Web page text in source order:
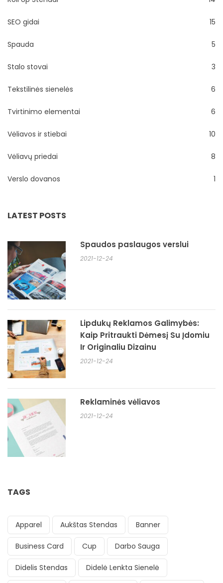
SEO gidai 15
Spauda 5
Stalo stovai 3
Tekstilinės sienelės 6
Tvirtinimo elementai 6
Vėliavos ir stiebai 10
Vėliavų priedai 8
Verslo dovanos 1
LATEST POSTS
Spaudos paslaugos verslui
2021-12-24
Lipdukų Reklamos Galimybės:
Kaip Pritraukti Dėmesį Su Įdomiu
Ir Originaliu Dizainu
2021-12-24
Reklaminės vėliavos
2021-12-24
TAGS
Apparel Aukštas Stendas Banner
Business Card Cup Darbo Sauga
Didelis Stendas Didelė Lenkta Sienelė